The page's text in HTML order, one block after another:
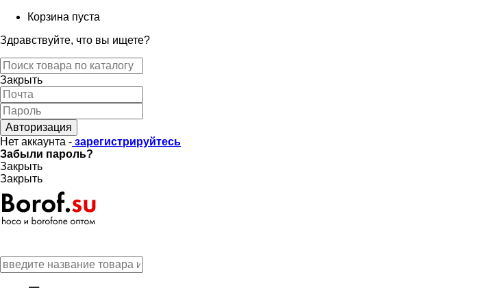
Корзина пуста
Здравствуйте, что вы ищете?
Закрыть
Авторизация
Нет аккаунта - зарегистрируйтесь
Забыли пароль?
Закрыть
Закрыть